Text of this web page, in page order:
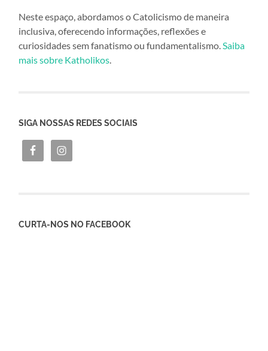
Neste espaço, abordamos o Catolicismo de maneira
inclusiva, oferecendo informações, reflexões e
curiosidades sem fanatismo ou fundamentalismo.Saiba
mais sobre Katholikos.
SIGA NOSSAS REDES SOCIAIS
CURTA-NOS NO FACEBOOK